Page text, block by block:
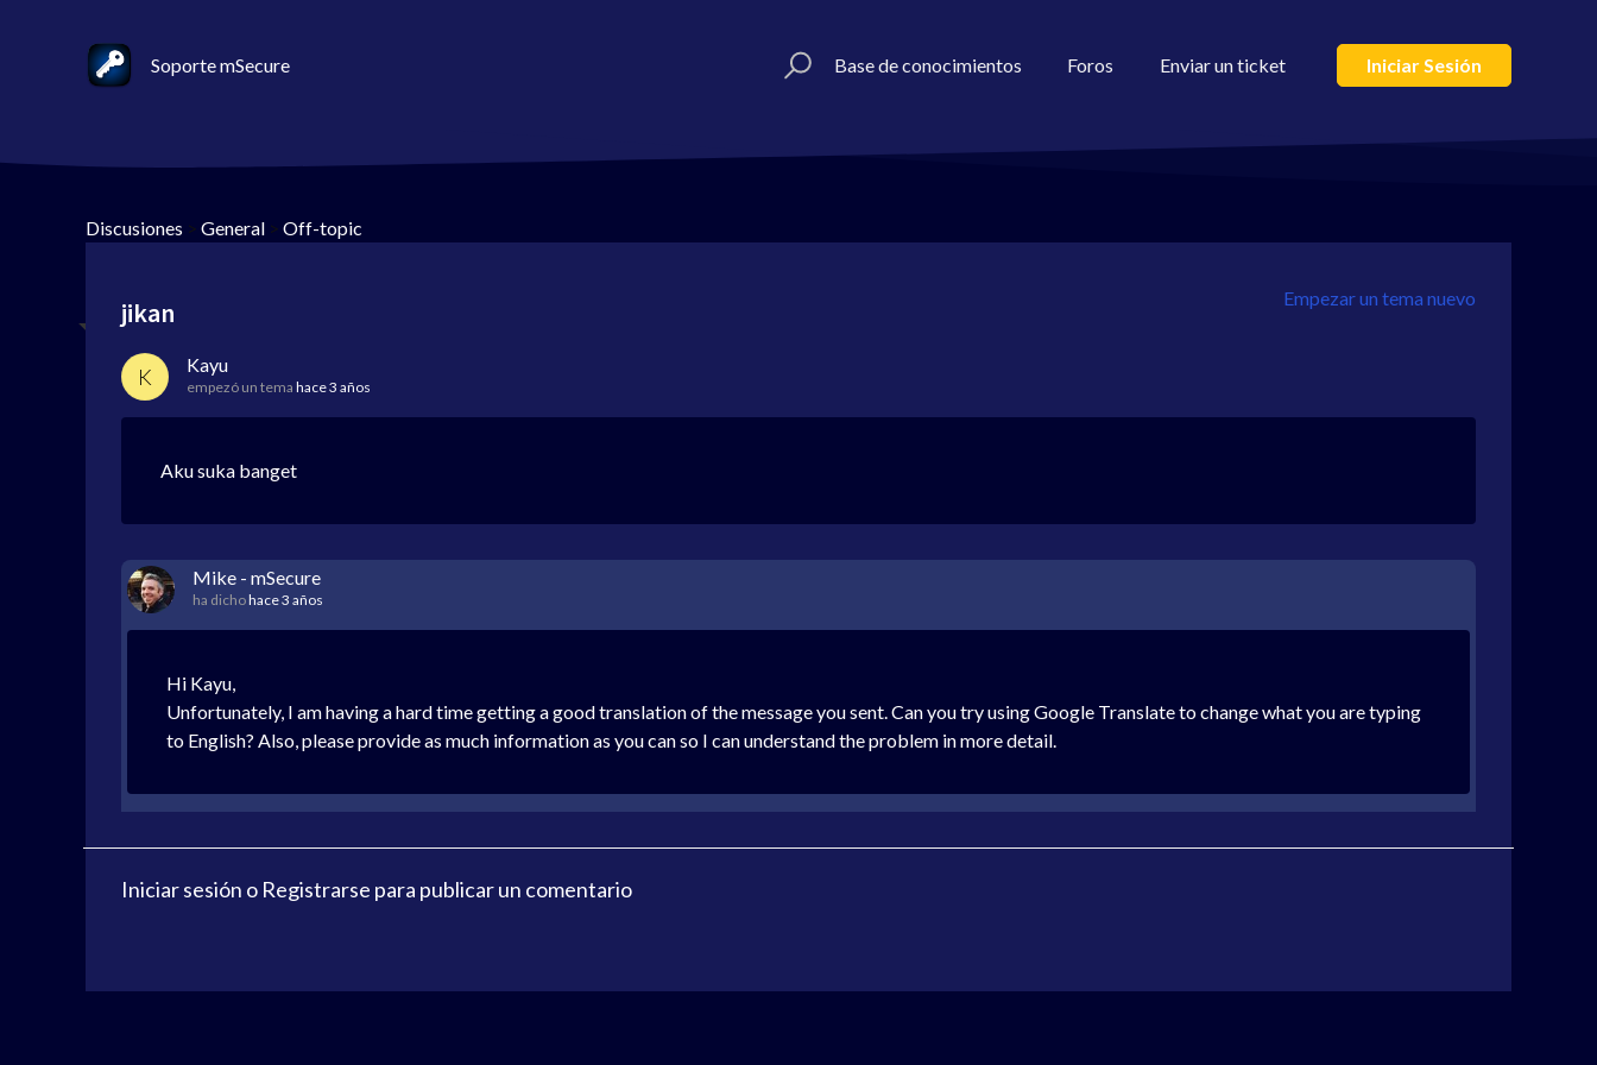
Soporte mSecure Base de conocimientos Foros Enviar un ticket Iniciar Sesión
Discusiones > General > Off-topic
Empezar un tema nuevo
jikan
K Kayu
empezó un tema hace 3 años
Aku suka banget
Mike - mSecure
ha dichohace 3 años
Hi Kayu,
Unfortunately, I am having a hard time getting a good translation of the message you sent. Can you try using Google Translate to change what you are typing
to English? Also, please provide as much information as you can so I can understand the problem in more detail.
Iniciar sesión o Registrarse para publicar un comentario